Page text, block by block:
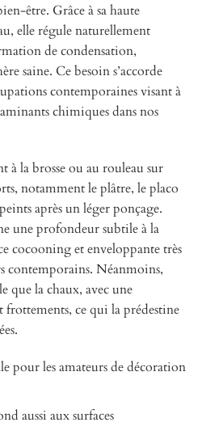
être. Grâce à sa haute
elle régule naturellement
de condensation,
saine. Ce besoin s’accorde
contemporaines visant à
chimiques dans nos
à la brosse ou au rouleau sur
notamment le plâtre, le placo
après un léger ponçage.
une profondeur subtile à la
cocooning et enveloppante très
contemporains. Néanmoins,
que la chaux, avec une
frottements, ce qui la prédestine
pour les amateurs de décoration
aussi aux surfaces